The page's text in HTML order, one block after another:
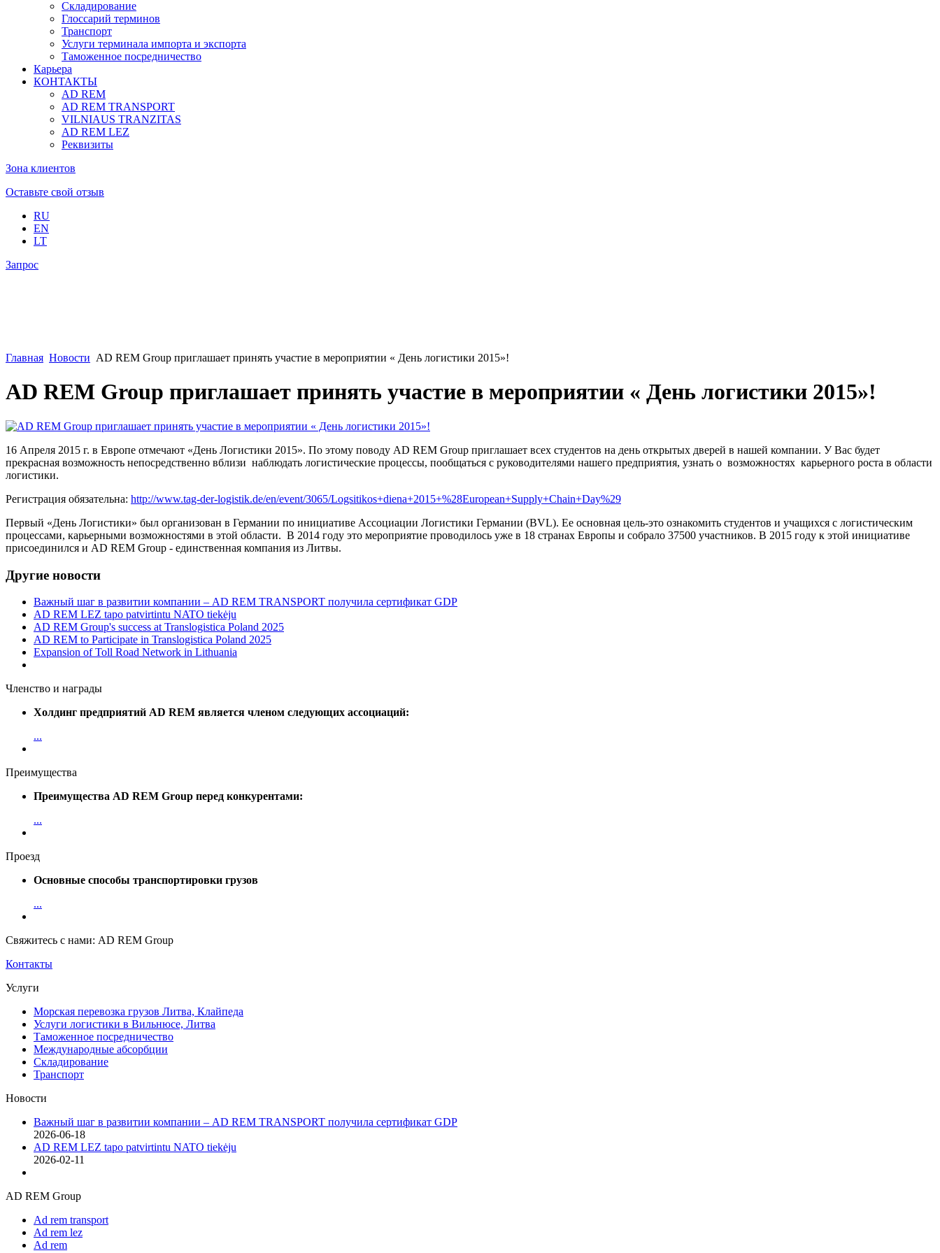
Складирование
Глоссарий терминов
Транспорт
Услуги терминала импорта и экспорта
Таможенное посредничество
Карьера
КОНТАКТЫ
AD REM
AD REM TRANSPORT
VILNIAUS TRANZITAS
AD REM LEZ
Реквизиты
Зона клиентов
Оставьте свой отзыв
RU
EN
LT
Запрос
Главная Новости AD REM Group приглашает принять участие в мероприятии « День логистики 2015»!
AD REM Group приглашает принять участие в мероприятии « День логистики 2015»!
16 Апреля 2015 г. в Европе отмечают «День Логистики 2015». По этому поводу AD REM Group приглашает всех студентов на день открытых дверей в нашей компании. У Вас будет
прекрасная возможность непосредственно вблизи наблюдать логистические процессы, пообщаться с руководителями нашего предприятия, узнать о возможностях карьерного роста в области
логистики.
Регистрация обязательна: http://www.tag-der-logistik.de/en/event/3065/Logsitikos+diena+2015+%28European+Supply+Chain+Day%29
Первый «День Логистики» был организован в Германии по инициативе Ассоциации Логистики Германии (BVL). Ее основная цель-это ознакомить студентов и учащихся с логистическим
процессами, карьерными возможностями в этой области. В 2014 году это мероприятие проводилось уже в 18 странах Европы и собрало 37500 участников. В 2015 году к этой инициативе
присоединился и AD REM Group - единственная компания из Литвы.
Другие новости
Важный шаг в развитии компании – AD REM TRANSPORT получила сертификат GDP
AD REM LEZ tapo patvirtintu NATO tiekėju
AD REM Group's success at Translogistica Poland 2025
AD REM to Participate in Translogistica Poland 2025
Expansion of Toll Road Network in Lithuania
Членство и награды
Холдинг предприятий AD REM является членом следующих ассоциаций:
...
Преимущества
Преимущества AD REM Group перед конкурентами:
...
Проезд
Основные способы транспортировки грузов
...
Свяжитесь с нами: AD REM Group
Контакты
Услуги
Морская перевозка грузов Литва, Клайпеда
Услуги логистики в Вильнюсе, Литва
Таможенное посредничество
Международные абсорбции
Складирование
Транспорт
Новости
Важный шаг в развитии компании – AD REM TRANSPORT получила сертификат GDP
2026-06-18
AD REM LEZ tapo patvirtintu NATO tiekėju
2026-02-11
AD REM Group
Ad rem transport
Ad rem lez
Ad rem